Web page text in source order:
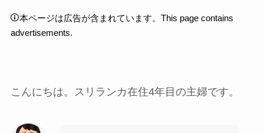
本ページは広告が含まれています。This page contains
advertisements.
こんにちは。スリランカ在住4年目の主婦です。